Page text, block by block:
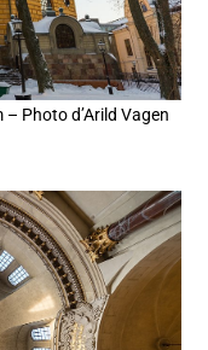
Photo d’Arild Vagen